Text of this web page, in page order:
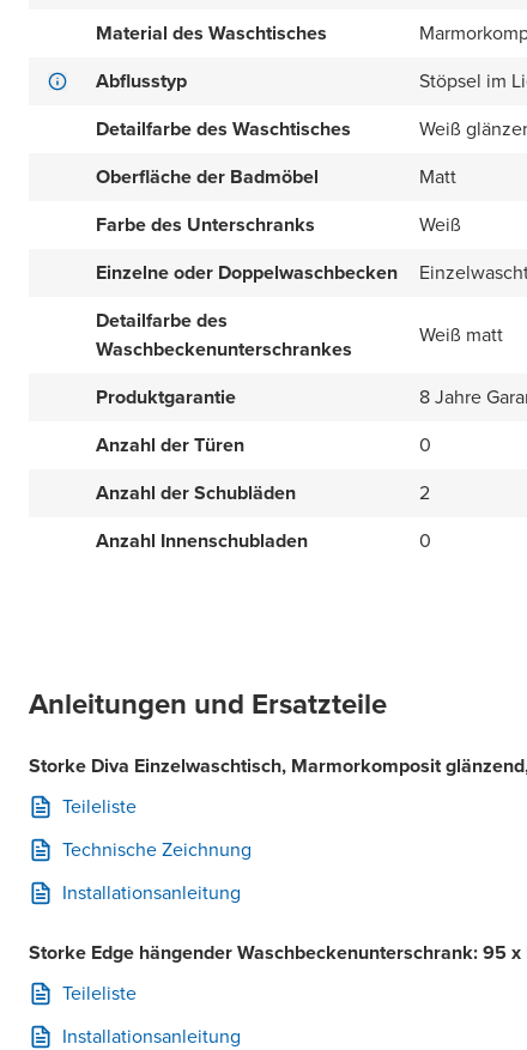
Material des Waschtisches
Abflusstyp
Stöpsel im
Detailfarbe des Waschtisches
Weiß
Oberfläche der Badmöbel
Matt
Farbe des Unterschranks
Weiß
Einzelne oder Doppelwaschbecken
Detailfarbe des
Waschbeckenunterschrankes
Weiß matt
Produktgarantie
8 Jahre
Anzahl der Türen
0
Anzahl der Schubläden
2
Anzahl Innenschubladen
0
Anleitungen und Ersatzteile
Storke Diva Einzelwaschtisch, Marmorkomposit
Teileliste
Technische Zeichnung
Installationsanleitung
Storke Edge hängender Waschbeckenunterschrank: 95
Teileliste
Installationsanleitung